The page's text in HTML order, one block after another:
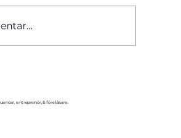
entreprenör, & föreläsare.